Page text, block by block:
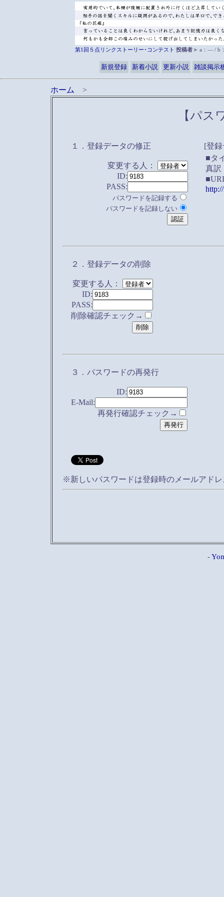
第1回５点リンクストーリー･コンテスト 投稿者＞ a：― / b
新規登録 新着小説 更新小説 雑談掲示
ホーム >
【パス
１．登録データの修正
変更する人：
ID:
PASS:
パスワードを記録する
パスワードを記録しない
[登
■タ
真訳
２．登録データの削除
変更する人：
ID:
PASS:
削除確認チェック→
３．パスワードの再発行
ID:
E-Mail:
再発行確認チェック→
※新しいパスワードは登録時のメールアド
-